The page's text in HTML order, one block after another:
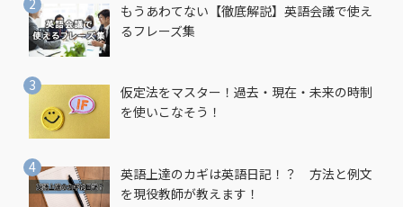
もうあわてない【徹底解説】英語会議で使え
るフレーズ集
仮定法をマスター！過去・現在・未来の時制
を使いこなそう！
英語上達のカギは英語日記！？ 方法と例文
を現役教師が教えます！